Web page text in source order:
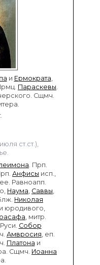
и Ермократа
Параскевы
Сщмч.
ст.ст.),
. Прп.
Анфисы исп.,
Равноапп.
Наума Саввы
Николая
юродивого,
, митр.
Собор
Амвросия , еп.
Платона и
Сщмч. Иоанна